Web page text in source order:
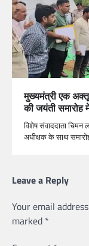
मुख्यमंत्री एक
की जयंती
विशेष संवाददाता
अधीक्षक के साथ
Leave a Reply
Your email
marked *